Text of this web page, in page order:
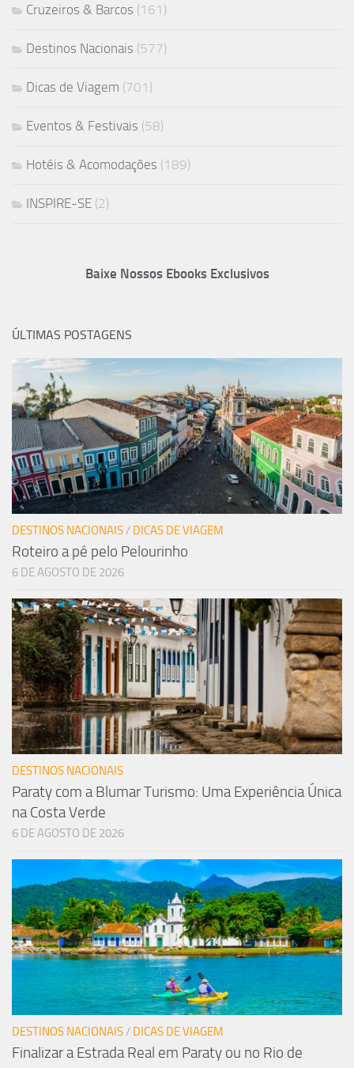
Cruzeiros & Barcos (161)
Destinos Nacionais (577)
Dicas de Viagem (701)
Eventos & Festivais (58)
Hotéis & Acomodações (189)
INSPIRE-SE (2)
Baixe Nossos Ebooks Exclusivos
ÚLTIMAS POSTAGENS
DESTINOS NACIONAIS/ DICAS DE VIAGEM
Roteiro a pé pelo Pelourinho
6 DE AGOSTO DE 2026
DESTINOS NACIONAIS
Paraty com a Blumar Turismo: Uma Experiência Única
na Costa Verde
6 DE AGOSTO DE 2026
DESTINOS NACIONAIS / DICAS DE VIAGEM
Finalizar a Estrada Real em Paraty ou no Rio de